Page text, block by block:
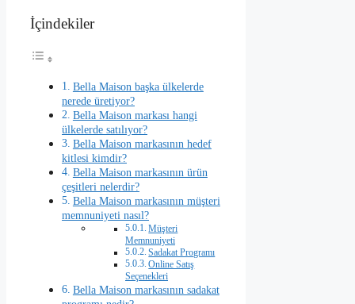
İçindekiler
Bella Maison başka ülkelerde
nerede üretiyor?
Bella Maison markası hangi
ülkelerde satılıyor?
Bella Maison markasının hedef
kitlesi kimdir?
Bella Maison markasının ürün
çeşitleri nelerdir?
Bella Maison markasının müşteri
memnuniyeti nasıl?
Müşteri
Memnuniyeti
Sadakat Programı
Online Satış
Seçenekleri
Bella Maison markasının sadakat